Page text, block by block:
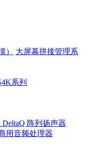
）
大屏幕拼接管理系
系列
DeltaQ 阵列扬声器
用音频处理器